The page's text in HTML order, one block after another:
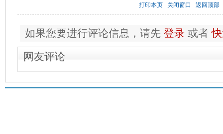
打印本页 关闭窗口 返回顶部
如果您要进行评论信息，请先 登录 或者
网友评论